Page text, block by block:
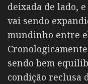
deixada de lado,
vai sendo
mundinho entre
sendo bem
condição reclusa